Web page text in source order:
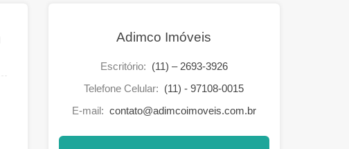
Adimco Imóveis
Escritório: (11) – 2693-3926
Telefone Celular: (11) - 97108-0015
E-mail: contato@adimcoimoveis.com.br